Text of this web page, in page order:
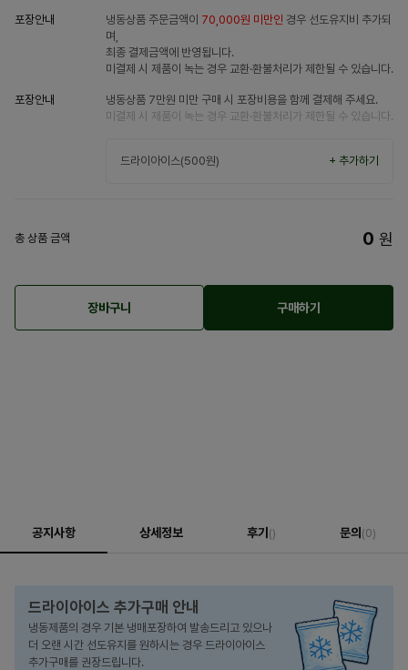
포장안내 냉동상품 주문금액이 70,000원 미만인 경우 선도유지비 추가되
며,
최종 결제금액에 반영됩니다.
미결제 시 제품이 녹는 경우 교환·환불처리가 제한될 수 있습니다.
포장안내
냉동상품 7만원 미만 구매 시 포장비용을 함께 결제해 주세요.
미결제 시 제품이 녹는 경우 교환·환불처리가 제한될 수 있습니다.
드라이아이스(500원) + 추가하기
총 상품 금액 0 원
장바구니 구매하기
공지사항 상세정보 후기 () 문의 (0)
드라이아이스 추가구매 안내
냉동제품의 경우 기본 냉매포장하여 발송드리고 있으나
더 오랜 시간 선도유지를 원하시는 경우 드라이아이스
추가구매를 권장드립니다.